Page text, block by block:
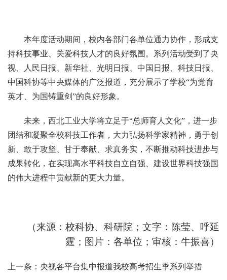
本年度活动期间，校内各部门各单位通力协作，形成支
持科技事业、关爱科技人才的良好氛围。系列活动受到了央
视、人民日报、新华社、光明日报、中国日报、科技日报、
中国科协等中央媒体的广泛报道，充分展示了学校“为党育
英才、为国铸重剑”的良好形象。
未来，西北工业大学将立足于“总师育人文化”，进一步
团结和凝聚全校科技工作者，大力弘扬科学家精神，勇于创
新、敢于攻坚、甘于奉献、求真务实，不断推动科技进步与
成果转化，在实现高水平科技自立自强、建设世界科技强国
的伟大进程中贡献新的更大力量。
（来源：校科协、科研院；文字：陈莹、呼延
霆；图片：各单位；审核：牛振喜）
上一条：央视各平台集中报道我校高考招生季系列举措